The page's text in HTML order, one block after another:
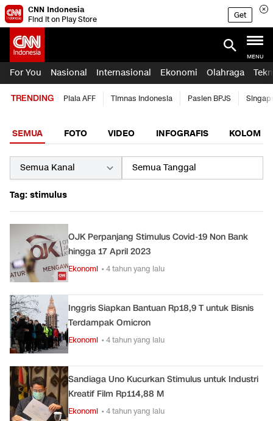
CNN Indonesia
Find it on Play Store
Get
MENU
For You Nasional Internasional Ekonomi Olahraga
TRENDING Piala AFF Timnas Indonesia Pasien BPJS
SEMUA FOTO VIDEO INFOGRAFIS KOLOM
Tag: stimulus
OJK Perpanjang Stimulus Covid-19 Non Bank
hingga 17 April 2023
Ekonomi • 4 tahun yang lalu
Inggris Siapkan Bantuan Rp18,9 T untuk Bisnis
Terdampak Omicron
Ekonomi • 4 tahun yang lalu
Sandiaga Uno Kucurkan Stimulus untuk Industri
Kreatif Film Rp114,88 M
Ekonomi • 4 tahun yang lalu